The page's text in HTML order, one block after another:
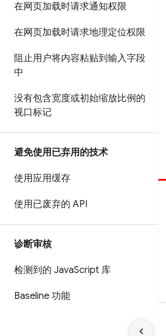
在网页加载时请求通知权限
在网页加载时请求地理定位权限
阻止用户将内容粘贴到输入字段
中
没有包含宽度或初始缩放比例的
视口标记
避免使用已弃用的技术
使用应用缓存
使用已废弃的 API
诊断审核
检测到的 JavaScript 库
Baseline 功能
参与
提交 bug
查看未处理完毕的问题
Manage cookies